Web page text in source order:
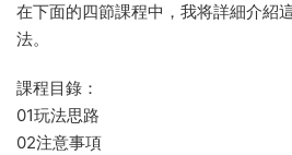
在下面的四節課程中，我将詳細介紹
法。
課程目錄：
01玩法思路
02注意事項